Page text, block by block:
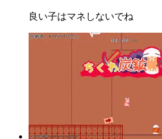
良い子はマネしないでね